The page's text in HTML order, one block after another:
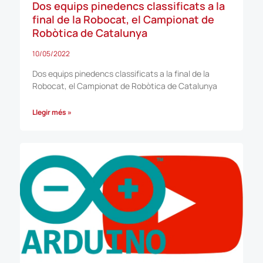
Dos equips pinedencs classificats a la
final de la Robocat, el Campionat de
Robòtica de Catalunya
10/05/2022
Dos equips pinedencs classificats a la final de la
Robocat, el Campionat de Robòtica de Catalunya
Llegir més »